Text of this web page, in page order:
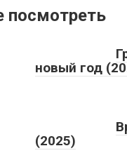
посмотреть
новый год
(2025)